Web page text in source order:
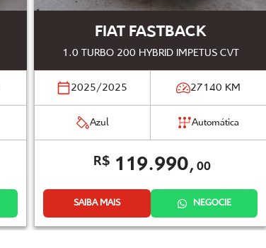
FIAT FASTBACK
1.0 TURBO 200 HYBRID IMPETUS CVT
2025/2025 27140 KM
Azul Automática
R$119.990, 00
SAIBA MAIS NEGOCIE